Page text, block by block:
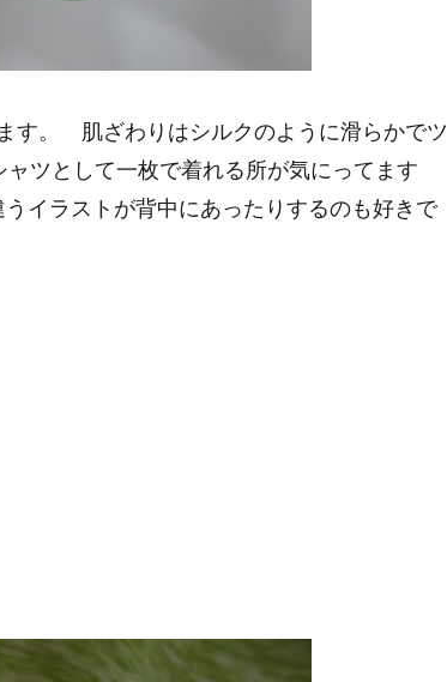
す。 肌ざわりはシルクのように滑らかでツ
ツとして一枚で着れる所が気にってます
イラストが背中にあったりするのも好きで